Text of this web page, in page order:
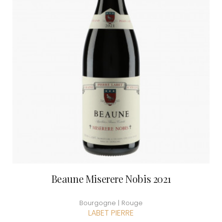
Beaune Miserere Nobis 2021
Bourgogne | Rouge
LABET PIERRE